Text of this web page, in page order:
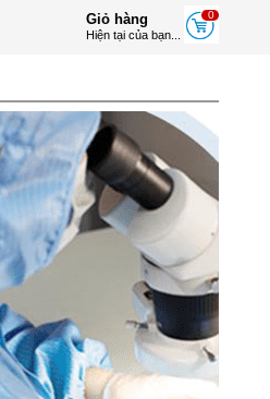
0
Giỏ hàng
Hiện tại của bạn...